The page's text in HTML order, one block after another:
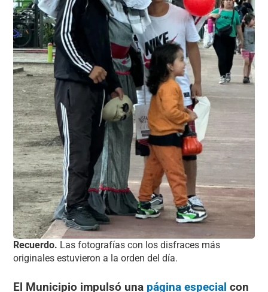
Recuerdo. Las fotografías con los disfraces más
originales estuvieron a la orden del día.
El Municipio impulsó una página especial con